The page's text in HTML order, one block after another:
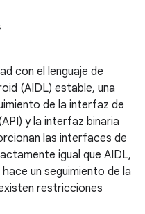
con el lenguaje de
(AIDL) estable, una
de la interfaz de
y la interfaz binaria
las interfaces de
igual que AIDL,
un seguimiento de la
restricciones